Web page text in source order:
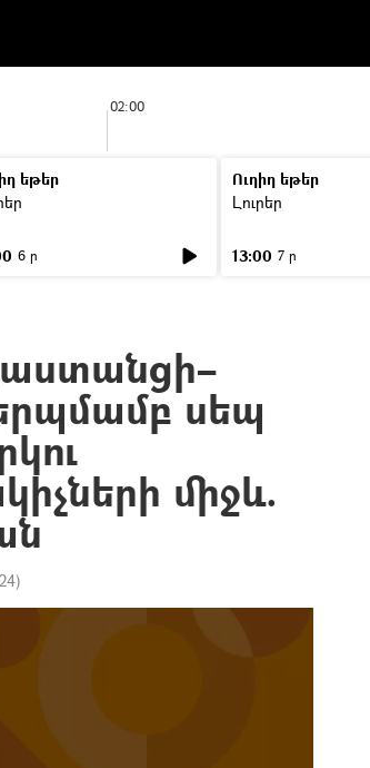
02:00
եթեր
6 ր
Ուղիղ եթեր
Լուրեր
13:00 7 ր
սեպ
միջև.
)